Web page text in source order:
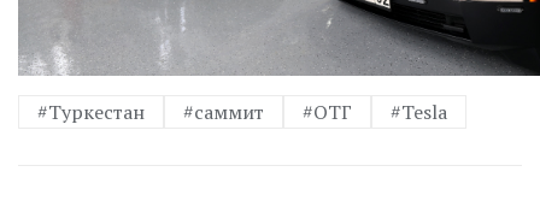
#Туркестан #саммит #ОТГ #Tesla